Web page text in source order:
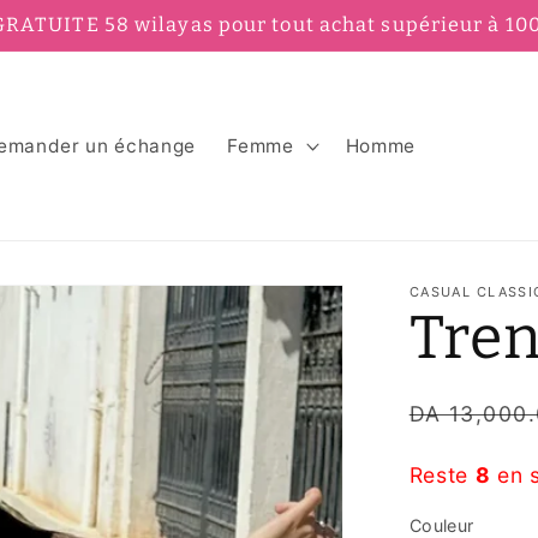
58 wilayas pour tout achat supérieur à
un échange Femme Homme
CASUAL
Prix
DA
Reste 8 en
Couleur